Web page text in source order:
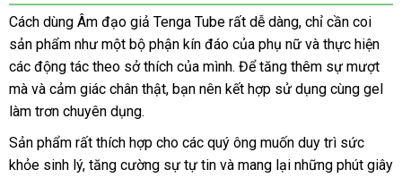
Tenga
Tube
Deep
Throat
Cao
Cấp
Chính
Hãng
Cách dùng Âm đạo giả Tenga Tube rất dễ dàng, chỉ cần coi
sản phẩm như một bộ phận kín đáo của phụ nữ và thực hiện
các động tác theo sở thích của mình. Để tăng thêm sự mượt
mà và cảm giác chân thật, bạn nên kết hợp sử dụng cùng gel
làm trơn chuyên dụng.
Sản phẩm rất thích hợp cho các quý ông muốn duy trì sức
khỏe sinh lý, tăng cường sự tự tin và mang lại những phút giây